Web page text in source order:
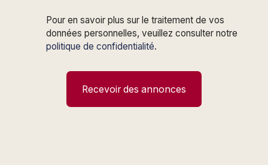
Pour en savoir plus sur le traitement de vos
données personnelles, veuillez consulter notre
politique de confidentialité.
Recevoir des annonces